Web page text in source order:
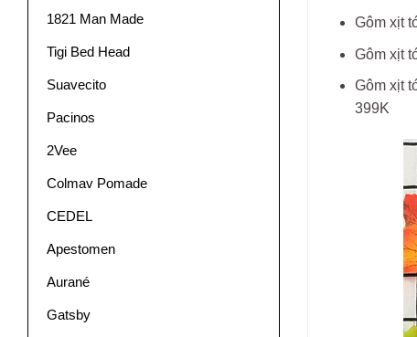
1821 Man Made
Tigi Bed Head
Suavecito
Pacinos
2Vee
Colmav Pomade
CEDEL
Apestomen
Aurané
Gatsby
Gôm xịt
Gôm xịt
Gôm xịt
399K